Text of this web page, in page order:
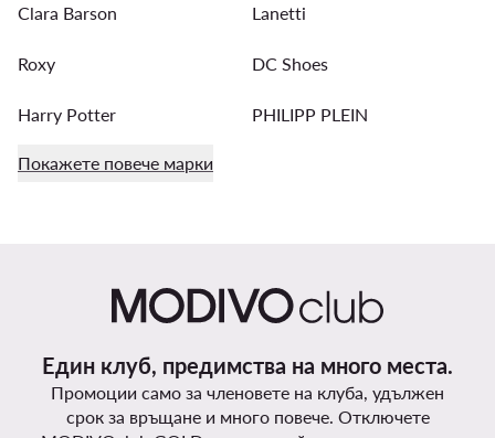
Clara Barson Lanetti
Roxy DC Shoes
Harry Potter PHILIPP PLEIN
Покажете повече марки
Един клуб, предимства на много места.
Промоции само за членовете на клуба, удължен
срок за връщане и много повече. Отключете